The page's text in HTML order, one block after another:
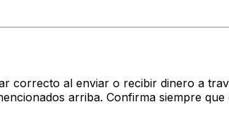
correcto al enviar o recibir dinero a
arriba. Confirma siempre